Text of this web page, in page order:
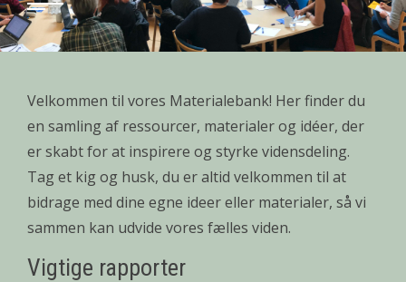
Velkommen til vores Materialebank! Her finder du
en samling af ressourcer, materialer og idéer, der
er skabt for at inspirere og styrke vidensdeling.
Tag et kig og husk, du er altid velkommen til at
bidrage med dine egne ideer eller materialer, så vi
sammen kan udvide vores fælles viden.
Vigtige rapporter